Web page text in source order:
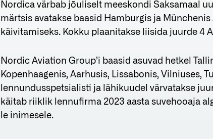
Nordica värbab jõuliselt meeskondi Saksamaal
märtsis avatakse baasid Hamburgis ja
käivitamiseks. Kokku plaanitakse liisida juurde 4
Nordic Aviation Group’i baasid asuvad hetkel
Kopenhaagenis, Aarhusis, Lissabonis, Vilniuses,
lennundusspetsialisti ja lähikuudel värvatakse
käitab riiklik lennufirma 2023 aasta suvehooaja
le inimesele.